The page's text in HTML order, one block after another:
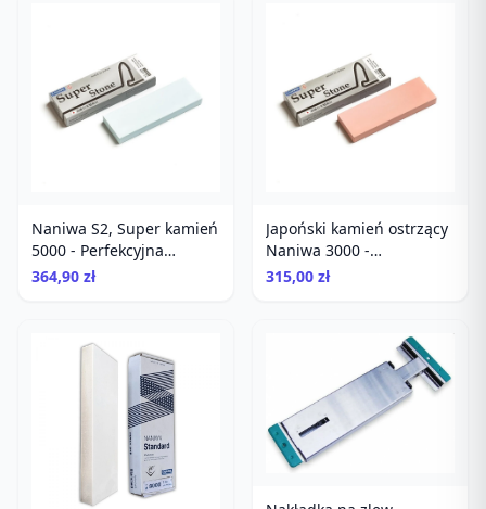
Naniwa S2, Super kamień
5000 - Perfekcyjna
Japonia w Twojej Kuchni!
364,90 zł
Japoński kamień ostrzący
Naniwa 3000 -
Perfekcyjne Polerowanie
315,00 zł